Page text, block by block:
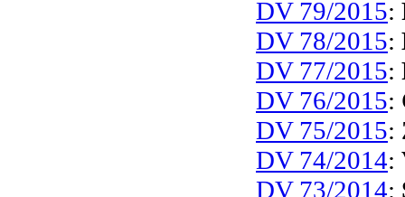
DV 79/2015:
DV 78/2015:
DV 77/2015:
DV 76/2015:
DV 75/2015:
DV 74/2014:
DV 73/2014: